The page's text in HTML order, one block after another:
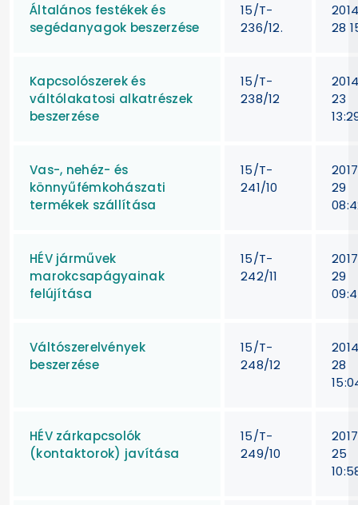
Általános festékek és
segédanyagok beszerzése
15/T-
236/12.
28
Kapcsolószerek és
váltólakatosi alkatrészek
beszerzése
15/T-
238/12
23
Vas-, nehéz- és
könnyűfémkohászati
termékek szállítása
15/T-
241/10
29
HÉV járművek
marokcsapágyainak
felújítása
15/T-
242/11
29
Váltószerelvények
beszerzése
15/T-
248/12
28
HÉV zárkapcsolók
(kontaktorok) javítása
15/T-
249/10
25